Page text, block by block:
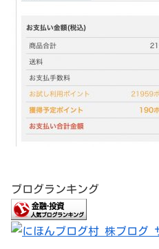
ブログランキング